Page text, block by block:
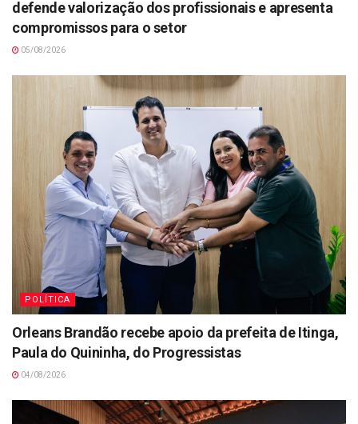
defende valorização dos profissionais e apresenta
compromissos para o setor
05/08/2026
POLÍTICA
Orleans Brandão recebe apoio da prefeita de Itinga,
Paula do Quininha, do Progressistas
04/08/2026